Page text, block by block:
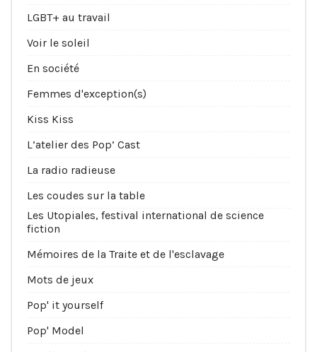
LGBT+ au travail
Voir le soleil
En société
Femmes d'exception(s)
Kiss Kiss
L’atelier des Pop’ Cast
La radio radieuse
Les coudes sur la table
Les Utopiales, festival international de science
fiction
Mémoires de la Traite et de l'esclavage
Mots de jeux
Pop' it yourself
Pop' Model